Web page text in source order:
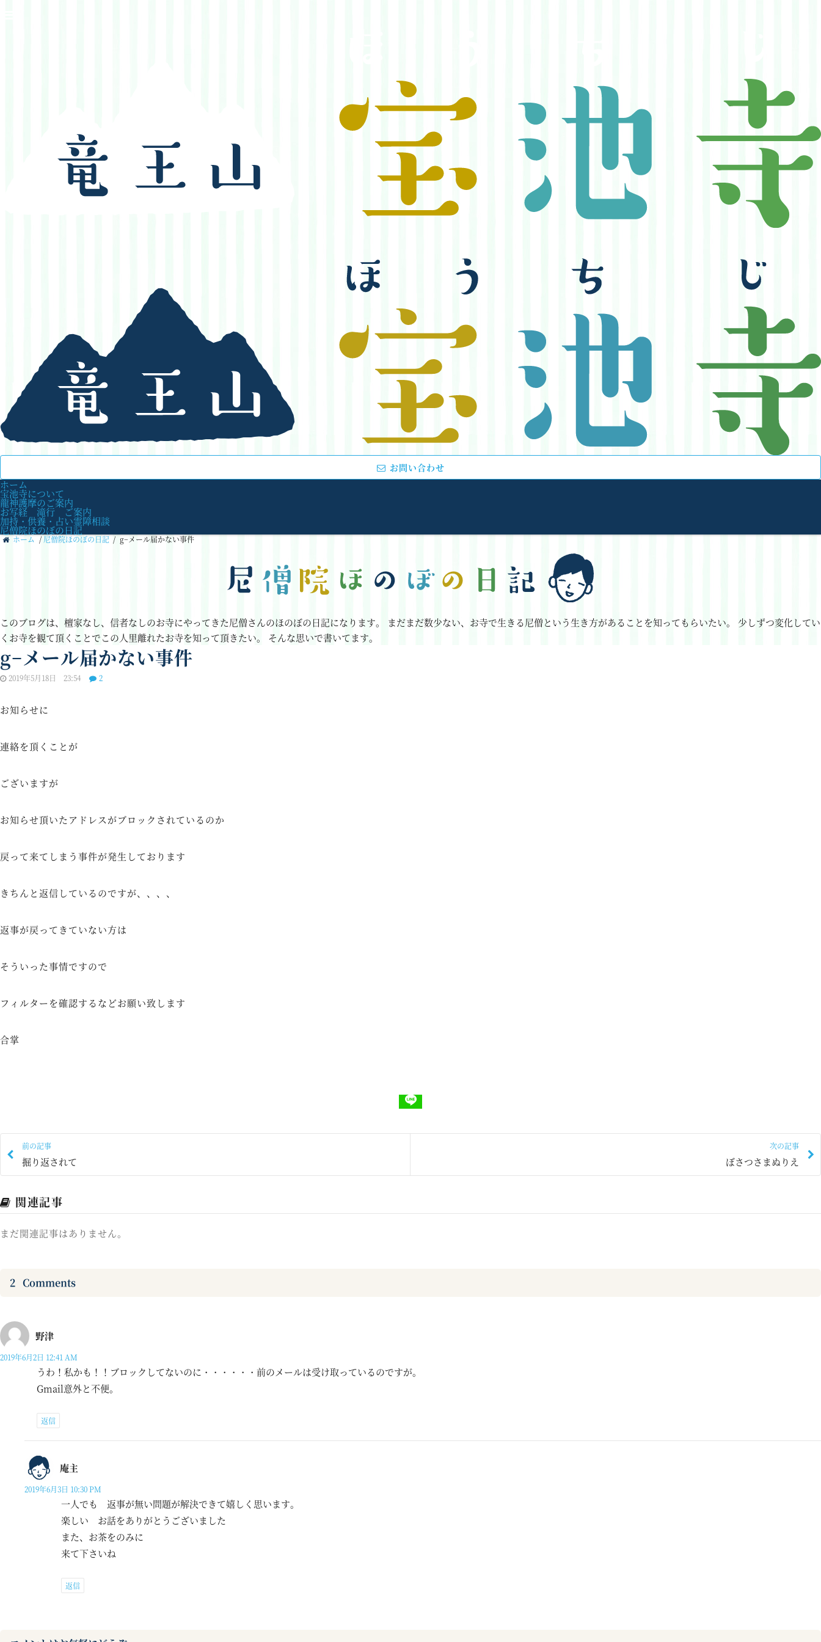
お問い合わせ
ホーム
宝池寺について
龍神護摩のご案内
お写経 滝行 ご案内
加持・供養・占い霊障相談
尼僧院ほのぼの日記
ホーム /尼僧院ほのぼの日記 / g−メール届かない事件
このブログは、檀家なし、信者なしのお寺にやってきた尼僧さんのほのぼの日記になります。 まだまだ数少ない、お寺で生きる尼僧という生き方があることを知ってもらいたい。
少しずつ変化してい
くお寺を観て頂くことでこの人里離れたお寺を知って頂きたい。 そんな思いで書いてます。
g−メール届かない事件
2019年5月18日 23:54 2
お知らせに
連絡を頂くことが
ございますが
お知らせ頂いたアドレスがブロックされているのか
戻って来てしまう事件が発生しております
きちんと返信しているのですが、、、、
返事が戻ってきていない方は
そういった事情ですので
フィルターを確認するなどお願い致します
合掌
前の記事
掘り返されて
次の記事
ぼさつさまぬりえ
関連記事
まだ関連記事はありません。
2 Comments
野津
2019年6月2日 12:41 AM
うわ！私かも！！ブロックしてないのに・・・・・・前のメールは受け取っているのですが。
Gmail意外と不便。
返信
庵主
2019年6月3日 10:30 PM
一人でも 返事が無い問題が解決できて嬉しく思います。
楽しい お話をありがとうございました
また、お茶をのみに
来て下さいね
返信